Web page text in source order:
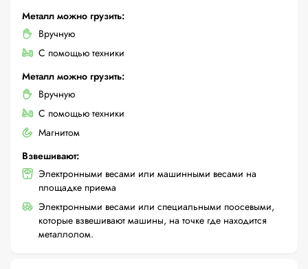
Металл можно грузить:
Вручную
С помощью техники
Металл можно грузить:
Вручную
С помощью техники
Магнитом
Взвешивают:
Электронными весами или машинными весами на
площадке приема
Электронными весами или специальными поосевыми,
которые взвешивают машины, на точке где находится
металлолом.